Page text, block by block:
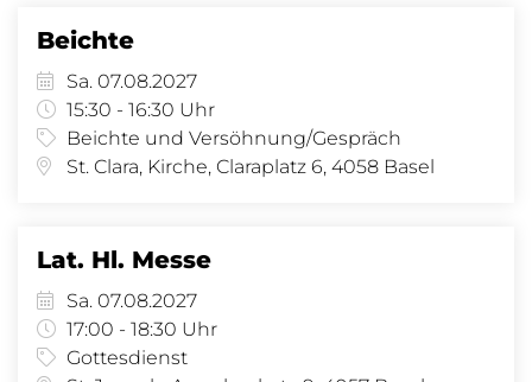
Beichte
Sa. 07.08.2027
15:30 - 16:30 Uhr
Beichte und Versöhnung/Gespräch
St. Clara, Kirche, Claraplatz 6, 4058 Basel
Lat. Hl. Messe
Sa. 07.08.2027
17:00 - 18:30 Uhr
Gottesdienst